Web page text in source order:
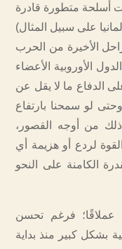
أسلحة متطورة قادرة
على سبيل المثال)
الأخيرة من الحرب
الدول الأوروبية الأعضاء
الدفاع ما لا يقل عن
لو سمحنا بارتفاع
ذلك من أوجه القصور،
لردع أو هزيمة أي
الكامنة على النحو
عملاقًا؛ فرغم تحسن
بشكل كبير منذ بداية